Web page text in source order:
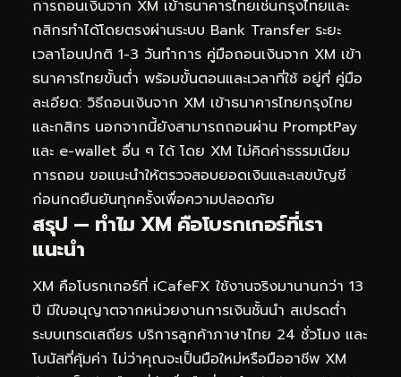
การถอนเงินจาก XM เข้าธนาคารไทยเช่นกรุงไทยและ
กสิกรทำได้โดยตรงผ่านระบบ Bank Transfer ระยะ
เวลาโอนปกติ 1-3 วันทำการ คู่มือถอนเงินจาก XM เข้า
ธนาคารไทยขั้นต่ำ พร้อมขั้นตอนและเวลาที่ใช้ อยู่ที่ คู่มือ
ละเอียด: วิธีถอนเงินจาก XM เข้าธนาคารไทยกรุงไทย
และกสิกร นอกจากนี้ยังสามารถถอนผ่าน PromptPay
และ e-wallet อื่น ๆ ได้ โดย XM ไม่คิดค่าธรรมเนียม
การถอน ขอแนะนำให้ตรวจสอบยอดเงินและเลขบัญชี
ก่อนกดยืนยันทุกครั้งเพื่อความปลอดภัย
สรุป — ทำไม XM คือโบรกเกอร์ที่เรา
แนะนำ
XM คือโบรกเกอร์ที่ iCafeFX ใช้งานจริงมานานกว่า 13
ปี มีใบอนุญาตจากหน่วยงานการเงินชั้นนำ สเปรดต่ำ
ระบบเทรดเสถียร บริการลูกค้าภาษาไทย 24 ชั่วโมง และ
โบนัสที่คุ้มค่า ไม่ว่าคุณจะเป็นมือใหม่หรือมืออาชีพ XM